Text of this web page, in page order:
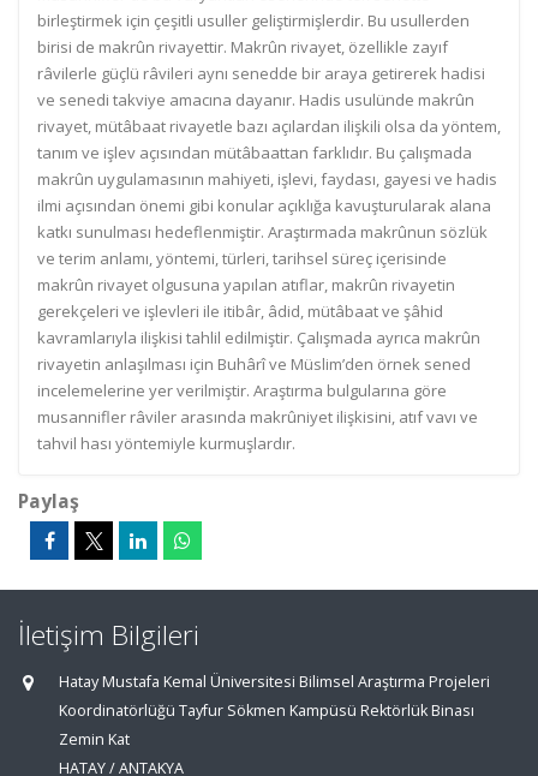
birleştirmek için çeşitli usuller geliştirmişlerdir. Bu usullerden
birisi de makrûn rivayettir. Makrûn rivayet, özellikle zayıf
râvilerle güçlü râvileri aynı senedde bir araya getirerek hadisi
ve senedi takviye amacına dayanır. Hadis usulünde makrûn
rivayet, mütâbaat rivayetle bazı açılardan ilişkili olsa da yöntem,
tanım ve işlev açısından mütâbaattan farklıdır. Bu çalışmada
makrûn uygulamasının mahiyeti, işlevi, faydası, gayesi ve hadis
ilmi açısından önemi gibi konular açıklığa kavuşturularak alana
katkı sunulması hedeflenmiştir. Araştırmada makrûnun sözlük
ve terim anlamı, yöntemi, türleri, tarihsel süreç içerisinde
makrûn rivayet olgusuna yapılan atıflar, makrûn rivayetin
gerekçeleri ve işlevleri ile itibâr, âdid, mütâbaat ve şâhid
kavramlarıyla ilişkisi tahlil edilmiştir. Çalışmada ayrıca makrûn
rivayetin anlaşılması için Buhârî ve Müslim’den örnek sened
incelemelerine yer verilmiştir. Araştırma bulgularına göre
musannifler râviler arasında makrûniyet ilişkisini, atıf vavı ve
tahvil hası yöntemiyle kurmuşlardır.
Paylaş
İletişim Bilgileri
Hatay Mustafa Kemal Üniversitesi Bilimsel Araştırma Projeleri
Koordinatörlüğü Tayfur Sökmen Kampüsü Rektörlük Binası
Zemin Kat
HATAY / ANTAKYA